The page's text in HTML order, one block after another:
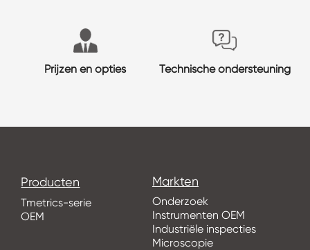
Prijzen en opties Technische ondersteuning
Producten
Tmetrics-serie
OEM
Markten
Onderzoek
Instrumenten OEM
Industriële inspecties
Microscopie